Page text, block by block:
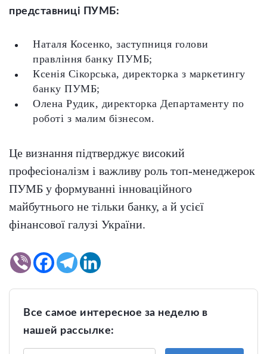
представниці ПУМБ:
Наталя Косенко, заступниця голови
правління банку ПУМБ;
Ксенія Сікорська, директорка з маркетингу
банку ПУМБ;
Олена Рудик, директорка Департаменту по
роботі з малим бізнесом.
Це визнання підтверджує високий
професіоналізм і важливу роль топ-менеджерок
ПУМБ у формуванні інноваційного
майбутнього не тільки банку, а й усієї
фінансової галузі України.
Все самое интересное за неделю в
нашей рассылке: